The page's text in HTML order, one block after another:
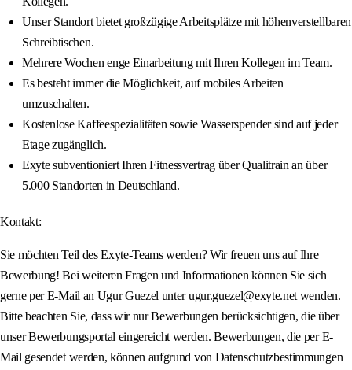
Unser Standort bietet großzügige Arbeitsplätze mit höhenverstellbaren
Schreibtischen.
Mehrere Wochen enge Einarbeitung mit Ihren Kollegen im Team.
Es besteht immer die Möglichkeit, auf mobiles Arbeiten
umzuschalten.
Kostenlose Kaffeespezialitäten sowie Wasserspender sind auf jeder
Etage zugänglich.
Exyte subventioniert Ihren Fitnessvertrag über Qualitrain an über
5.000 Standorten in Deutschland.
Kontakt:
Sie möchten Teil des Exyte-Teams werden? Wir freuen uns auf Ihre
Bewerbung! Bei weiteren Fragen und Informationen können Sie sich
gerne per E-Mail an Ugur Guezel unter ugur.guezel@exyte.net wenden.
Bitte beachten Sie, dass wir nur Bewerbungen berücksichtigen, die über
unser Bewerbungsportal eingereicht werden. Bewerbungen, die per E-
Mail gesendet werden, können aufgrund von Datenschutzbestimmungen